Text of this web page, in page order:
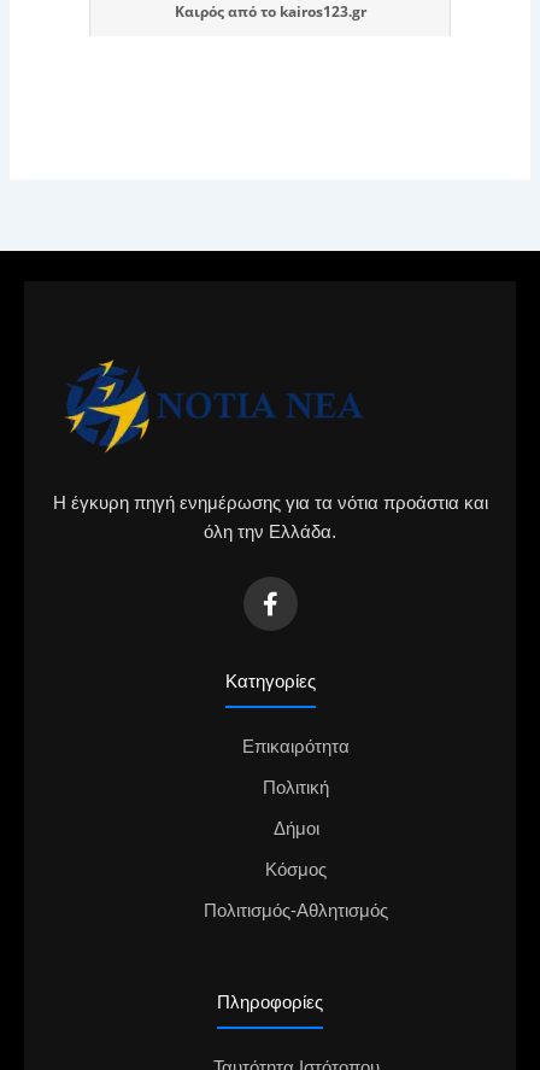
Καιρόςαπό το kairos123.gr
Η έγκυρη πηγή ενημέρωσης για τα νότια προάστια και
όλη την Ελλάδα.
Κατηγορίες
Επικαιρότητα
Πολιτική
Δήμοι
Κόσμος
Πολιτισμός-Αθλητισμός
Πληροφορίες